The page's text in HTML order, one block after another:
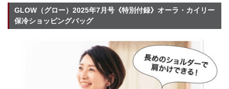
GLOW（グロー）2025年7月号《特別付録》オーラ・カイリー
保冷ショッピングバッグ